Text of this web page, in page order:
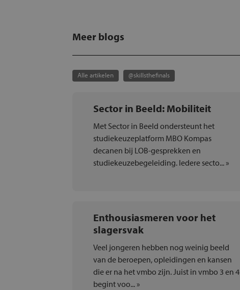
Meer blogs
Alle artikelen @skillsthefinals
Sector in Beeld: Mobiliteit
Met Sector in Beeld ondersteunt het
studiekeuzeplatform MBO Kompas
decanen bij LOB-gesprekken en
studiekeuzebegeleiding. Iedere secto... »
Enthousiasmeren voor het
slagersvak
Veel jongeren hebben nog weinig beeld
van de beroepen, opleidingen en kansen
die er na het vmbo zijn. Juist in vmbo 3 en 4
begint voo... »